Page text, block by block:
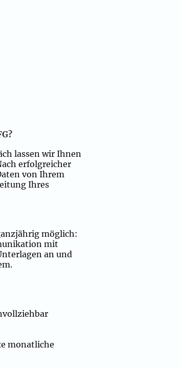
lassen wir Ihnen
erfolgreicher
von Ihrem
Ihres
möglich:
mit
an und
monatliche